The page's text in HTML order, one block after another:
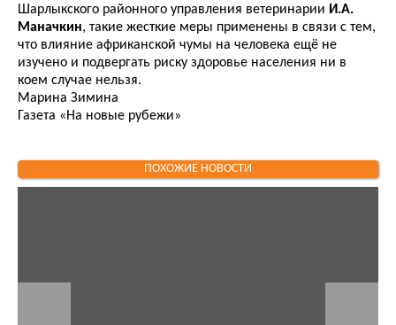
Шарлыкского районного управления ветеринарии И.А.
Маначкин, такие жесткие меры применены в связи с тем,
что влияние африканской чумы на человека ещё не
изучено и подвергать риску здоровье населения ни в
коем случае нельзя.
Марина Зимина
Газета «На новые рубежи»
ПОХОЖИЕ НОВОСТИ